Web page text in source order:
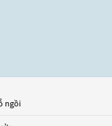
ngồi